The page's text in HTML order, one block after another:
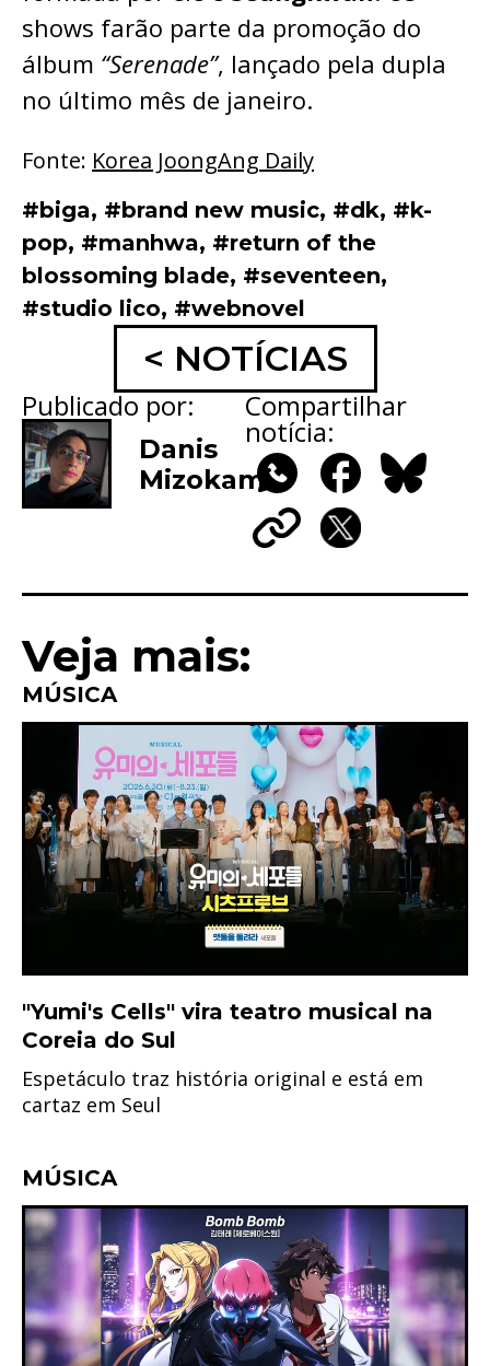
shows farão parte da promoção do
álbum “Serenade”, lançado pela dupla
no último mês de janeiro.
Fonte: Korea JoongAng Daily
#biga, #brand new music, #dk, #k-
pop, #manhwa, #return of the
blossoming blade, #seventeen,
#studio lico, #webnovel
< NOTÍCIAS
Publicado por:
Danis
Mizokami
Compartilhar
notícia:
WhatsAppFacebook
Veja mais:
MÚSICA
"Yumi's Cells" vira teatro musical na
Coreia do Sul
Espetáculo traz história original e está em
cartaz em Seul
MÚSICA